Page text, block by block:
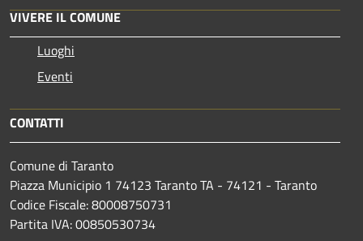
VIVERE IL COMUNE
Luoghi
Eventi
CONTATTI
Comune di Taranto
Piazza Municipio 1 74123 Taranto TA - 74121 - Taranto
Codice Fiscale: 80008750731
Partita IVA: 00850530734